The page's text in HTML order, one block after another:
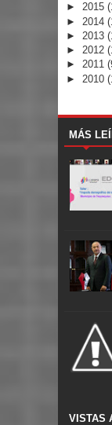
► 2015
► 2014
► 2013
► 2012
► 2011
► 2010
MÁS
VISTAS